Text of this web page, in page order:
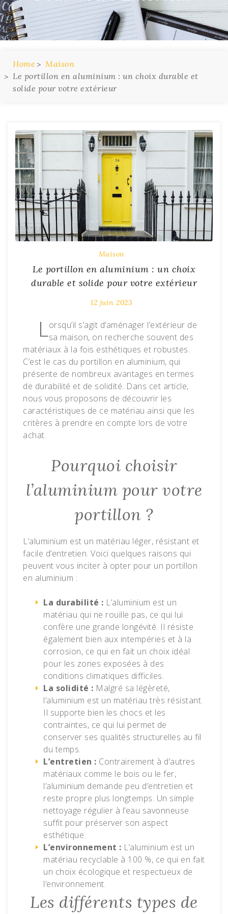
Home
Maison
Le portillon en aluminium : un choix durable et
solide pour votre extérieur
Maison
Le portillon en aluminium : un choix
durable et solide pour votre extérieur
12 juin 2023
Lorsqu’il s’agit d’aménager l’extérieur de
sa maison, on recherche souvent des
matériaux à la fois esthétiques et robustes.
C’est le cas du portillon en aluminium, qui
présente de nombreux avantages en termes
de durabilité et de solidité. Dans cet article,
nous vous proposons de découvrir les
caractéristiques de ce matériau ainsi que les
critères à prendre en compte lors de votre
achat.
Pourquoi choisir
l’aluminium pour votre
portillon ?
L’aluminium est un matériau léger, résistant et
facile d’entretien. Voici quelques raisons qui
peuvent vous inciter à opter pour un portillon
en aluminium :
La durabilité : L’aluminium est un
matériau qui ne rouille pas, ce qui lui
confère une grande longévité. Il résiste
également bien aux intempéries et à la
corrosion, ce qui en fait un choix idéal
pour les zones exposées à des
conditions climatiques difficiles.
La solidité : Malgré sa légèreté,
l’aluminium est un matériau très résistant.
Il supporte bien les chocs et les
contraintes, ce qui lui permet de
conserver ses qualités structurelles au fil
du temps.
L’entretien : Contrairement à d’autres
matériaux comme le bois ou le fer,
l’aluminium demande peu d’entretien et
reste propre plus longtemps. Un simple
nettoyage régulier à l’eau savonneuse
suffit pour préserver son aspect
esthétique.
L’environnement : L’aluminium est un
matériau recyclable à 100 %, ce qui en fait
un choix écologique et respectueux de
l’environnement.
Les différents types de